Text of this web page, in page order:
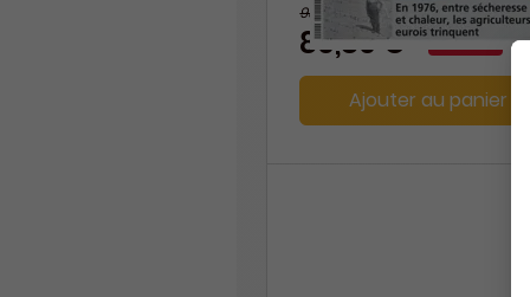
93,60 €
80,80 € -14%
Ajouter au panier